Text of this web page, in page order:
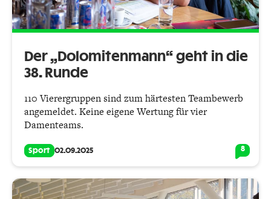
Der „Dolomitenmann“ geht in die
38. Runde
110 Vierergruppen sind zum härtesten Teambewerb
angemeldet. Keine eigene Wertung für vier
Damenteams.
Sport 02.09.2025 8